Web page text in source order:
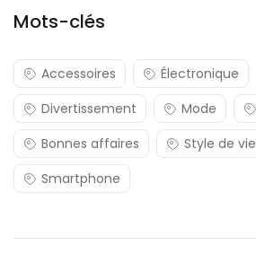
Mots-clés
Accessoires
Électronique
Divertissement
Mode
Bonnes affaires
Style de vie
Smartphone